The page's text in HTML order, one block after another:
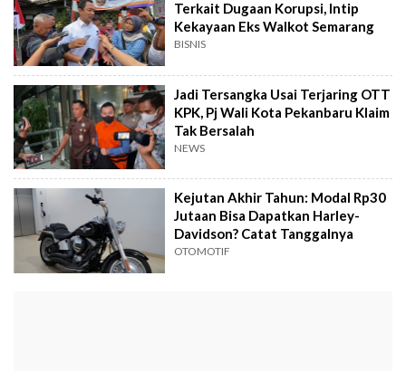
Terkait Dugaan Korupsi, Intip
Kekayaan Eks Walkot Semarang
BISNIS
Jadi Tersangka Usai Terjaring OTT
KPK, Pj Wali Kota Pekanbaru Klaim
Tak Bersalah
NEWS
Kejutan Akhir Tahun: Modal Rp30
Jutaan Bisa Dapatkan Harley-
Davidson? Catat Tanggalnya
OTOMOTIF